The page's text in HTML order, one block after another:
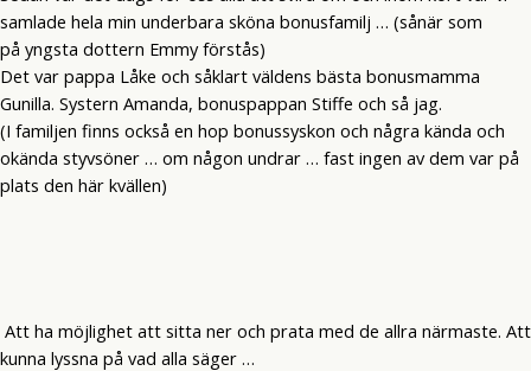
samlade hela min underbara sköna bonusfamilj … (sånär som
på yngsta dottern Emmy förstås)
Det var pappa Låke och såklart väldens bästa bonusmamma
Gunilla. Systern Amanda, bonuspappan Stiffe och så jag.
(I familjen finns också en hop bonussyskon och några kända och
okända styvsöner … om någon undrar … fast ingen av dem var på
plats den här kvällen)
Att ha möjlighet att sitta ner och prata med de allra närmaste. Att
kunna lyssna på vad alla säger …